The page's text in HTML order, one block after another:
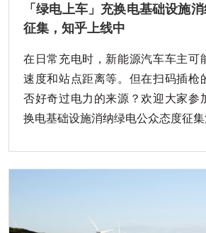
「绿电上车」充换电基础设施
征集，知乎上线中
在日常充电时，新能源汽车车主可
速度和站点距离等。但在扫码插枪
否好奇过电力的来源？欢迎大家参
换电基础设施消纳绿电公众态度征集